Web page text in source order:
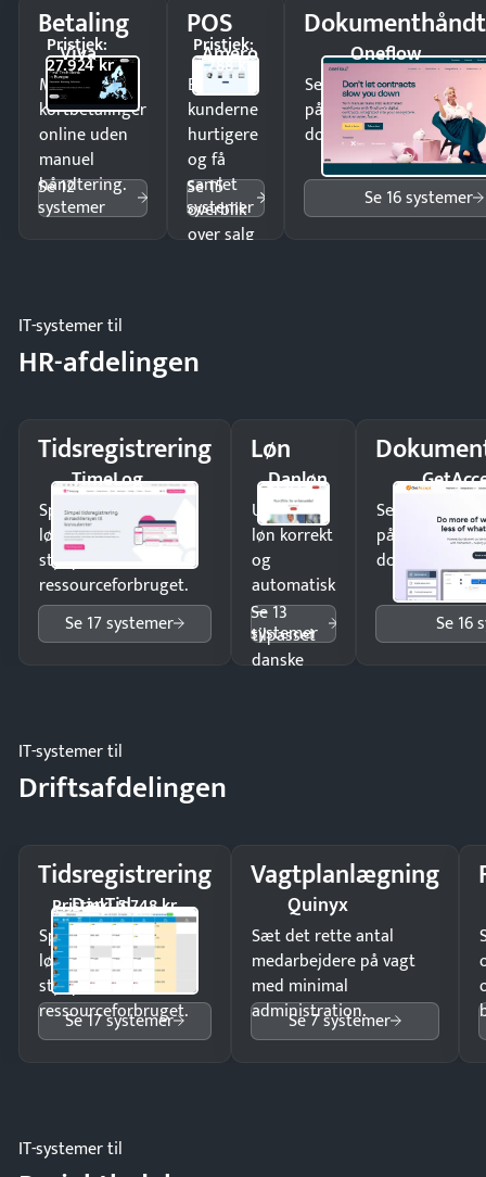
Betaling
Viva
Pristjek:
27.924 kr
Modtag
kortbetalinger
online uden
manuel
håndtering.
Se 12
systemer
POS
Amero
Pristjek:
4.788 kr
Ekspedér
kunderne
hurtigere
og få
samlet
overblik
over salg
Se 15
systemer
Oneflow
Send kontrakter til
på minutter og mist
dokumenter.
Se 16 systemer
IT-systemer til
HR-afdelingen
Tidsregistrering
TimeLog
Spar tid på
lønberegning og få
styr på
ressourceforbruget.
Se 17 systemer
Løn
Danløn
Udbetal
løn korrekt
og
automatisk
—
tilpasset
danske
Se 13
systemer
Send
på minutter
dokumenter.
Se 16
IT-systemer til
Driftsafdelingen
Tidsregistrering
DanTid
Pristjek: 5.748 kr
Spar tid på
lønberegning og få
styr på
ressourceforbruget.
Se 17 systemer
Vagtplanlægning
Quinyx
Sæt det rette antal
medarbejdere på vagt
med minimal
administration.
Se 7 systemer
IT-systemer til